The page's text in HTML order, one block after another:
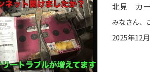
北見 カ
2025年12